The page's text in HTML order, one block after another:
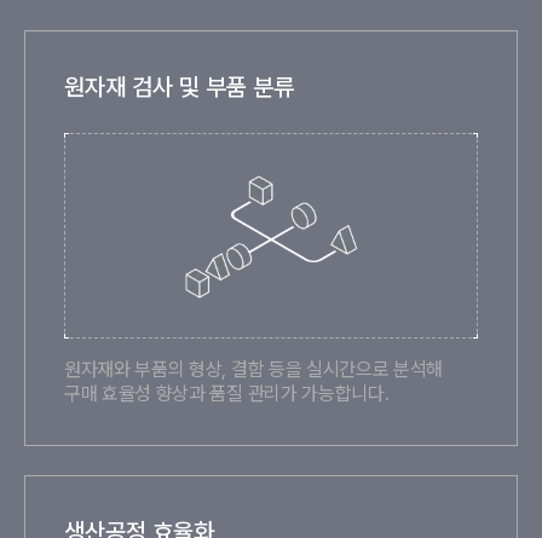
원자재 검사 및 부품 분류
원자재와 부품의 형상, 결함 등을 실시간으로 분석해
구매 효율성 향상과 품질 관리가 가능합니다.
생산공정 효율화